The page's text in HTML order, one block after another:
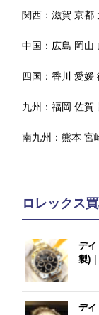
関西：滋賀 京都
中国： 広島 岡山
四国：香川 愛媛
九州：福岡 佐賀
南九州：熊本 宮
ロレックス
デイ
製)
デ